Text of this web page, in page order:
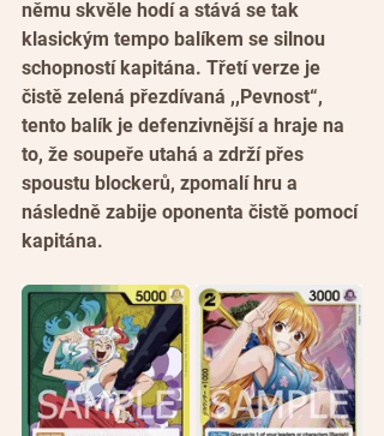
němu skvěle hodí a stává se tak
klasickým tempo balíkem se silnou
schopností kapitána. Třetí verze je
čistě zelená přezdívaná ,,Pevnost“,
tento balík je defenzivnější a hraje na
to, že soupeře utahá a zdrží přes
spoustu blockerů, zpomalí hru a
následně zabije oponenta čistě pomocí
kapitána.